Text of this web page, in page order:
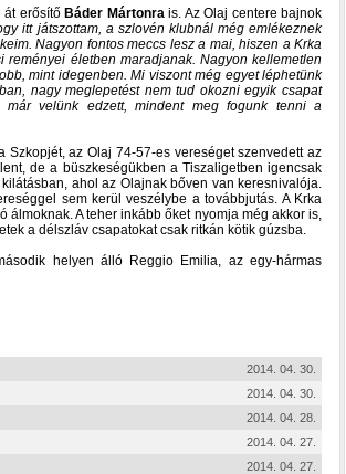
át erősítő Báder Mártonrais. Az Olaj centere bajnok
itt játszottam, a szlovén klubnál még emlékeznek
Nagyon fontos meccs lesz a mai, hiszen a Krka
életben maradjanak. Nagyon kellemetlen
mint idegenben. Mi viszont még egyet léphetünk
nagy meglepetést nem tud okozni egyik csapat
már velünk edzett, mindent meg fogunk tenni a
az Olaj 74-57-es vereséget szenvedett az
de a büszkeségükben a Tiszaligetben igencsak
ahol az Olajnak bőven van keresnivalója.
sem kerül veszélybe a továbbjutás. A Krka
A teher inkább őket nyomja még akkor is,
a délszláv csapatokat csak ritkán kötik gúzsba.
helyen álló Reggio Emilia, az egy-hármas
2014. 04. 30.
2014. 04. 30.
2014. 04. 28.
2014. 04. 27.
2014. 04. 27.